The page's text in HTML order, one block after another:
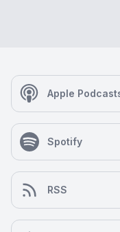
Apple
Spotify
RSS